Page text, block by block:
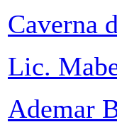
Caverna
Lic.
Ademar